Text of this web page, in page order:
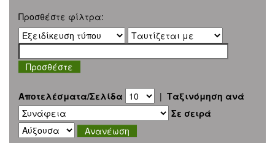
Προσθέστε φίλτρα:
Αποτελέσματα/Σελίδα | Ταξινόμηση ανά
Σε σειρά